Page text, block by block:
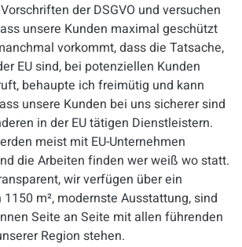
der DSGVO und versuchen
unsere Kunden maximal geschützt
vorkommt, dass die Tatsache,
EU sind, bei potenziellen Kunden
behaupte ich freimütig und kann
unsere Kunden bei uns sicherer sind
in der EU tätigen Dienstleistern.
meist mit EU-Unternehmen
die Arbeiten finden wer weiß wo statt.
wir verfügen über ein
m², modernste Ausstattung, sind
Seite an Seite mit allen führenden
Region stehen.